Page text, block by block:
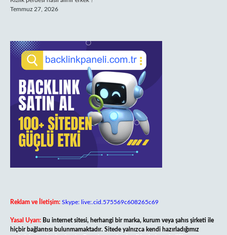
Temmuz 27, 2026
Reklam ve İletişim: Skype: live:.cid.575569c608265c69
Yasal Uyarı: Bu internet sitesi, herhangi bir marka, kurum veya şahıs şirketi ile
hiçbir bağlantısı bulunmamaktadır. Sitede yalnızca kendi hazırladığımız